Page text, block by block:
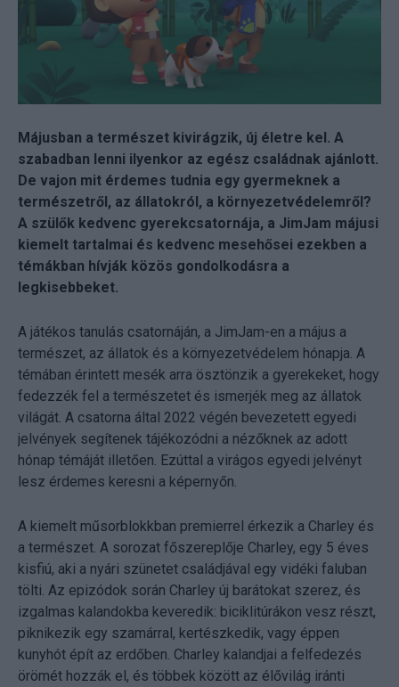
Májusban a természet kivirágzik, új életre kel. A
szabadban lenni ilyenkor az egész családnak ajánlott.
De vajon mit érdemes tudnia egy gyermeknek a
természetről, az állatokról, a környezetvédelemről?
A szülők kedvenc gyerekcsatornája, a JimJam májusi
kiemelt tartalmai és kedvenc mesehősei ezekben a
témákban hívják közös gondolkodásra a
legkisebbeket.
A játékos tanulás csatornáján, a JimJam-en a május a
természet, az állatok és a környezetvédelem hónapja. A
témában érintett mesék arra ösztönzik a gyerekeket, hogy
fedezzék fel a természetet és ismerjék meg az állatok
világát. A csatorna által 2022 végén bevezetett egyedi
jelvények segítenek tájékozódni a nézőknek az adott
hónap témáját illetően. Ezúttal a virágos egyedi jelvényt
lesz érdemes keresni a képernyőn.
A kiemelt műsorblokkban premierrel érkezik a Charley és
a természet. A sorozat főszereplője Charley, egy 5 éves
kisfiú, aki a nyári szünetet családjával egy vidéki faluban
tölti. Az epizódok során Charley új barátokat szerez, és
izgalmas kalandokba keveredik: biciklitúrákon vesz részt,
piknikezik egy szamárral, kertészkedik, vagy éppen
kunyhót épít az erdőben. Charley kalandjai a felfedezés
örömét hozzák el, és többek között az élővilág iránti